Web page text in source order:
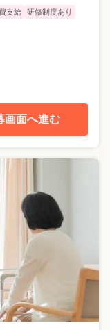
支給
研修制度あり
画面へ進む